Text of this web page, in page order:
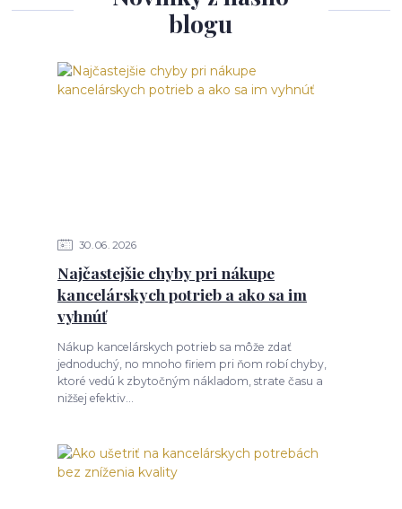
blogu
30 06 2026
Najčastejšie chyby pri nákupe
kancelárskych potrieb a ako sa im
vyhnúť
Nákup kancelárskych potrieb sa môže zdať
jednoduchý, no mnoho firiem pri ňom robí chyby,
ktoré vedú k zbytočným nákladom, strate času a
nižšej efektiv...